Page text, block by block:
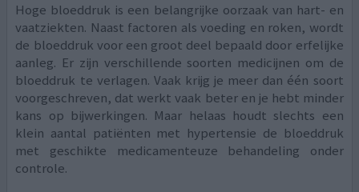
Hoge bloeddruk is een belangrijke oorzaak van hart- en
vaatziekten. Naast factoren als voeding en roken, wordt
de bloeddruk voor een groot deel bepaald door erfelijke
aanleg. Er zijn verschillende soorten medicijnen om de
bloeddruk te verlagen. Vaak krijg je meer dan één soort
voorgeschreven, dat werkt vaak beter en je hebt minder
kans op bijwerkingen. Maar helaas houdt slechts een
klein aantal patiënten met hypertensie de bloeddruk
met geschikte medicamenteuze behandeling onder
controle.